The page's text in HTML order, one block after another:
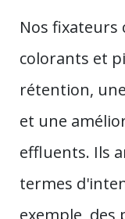
Nos
colorants et
rétention,
et une
effluents. Ils
termes
exemple, des